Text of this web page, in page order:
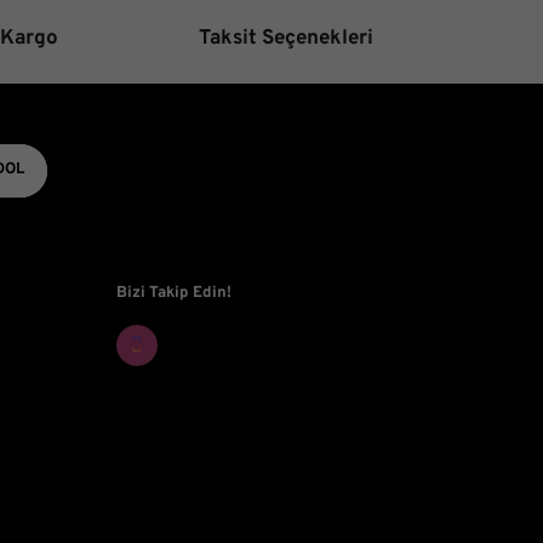
olmalı.
Taksit Seçenekleri
Bizi Takip Edin!